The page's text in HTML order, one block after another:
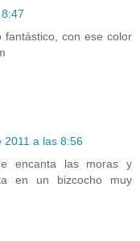
fantástico, con ese color
2011 a las 8:56
encanta las moras y
en un bizcocho muy